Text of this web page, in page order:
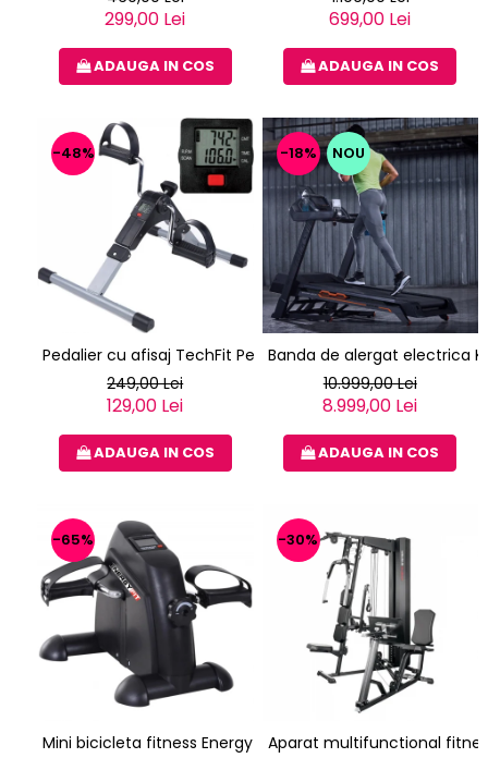
299,00 Lei
ADAUGA IN COS
699,00 Lei
ADAUGA IN COS
-48%
Pedalier cu afisaj TechFit Ped2
249,00 Lei
129,00 Lei
ADAUGA IN COS
-18% NOU
Banda de alergat electrica
10.999,00 Lei
8.999,00 Lei
ADAUGA IN COS
-65%
Mini bicicleta fitness Energy Fit
-30%
Aparat multifunctional